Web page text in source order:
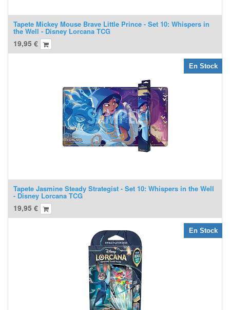
Tapete Mickey Mouse Brave Little Prince - Set 10: Whispers in
the Well - Disney Lorcana TCG
19,95 €
Tapete Jasmine Steady Strategist - Set 10: Whispers in the Well
- Disney Lorcana TCG
19,95 €
En Stock
En Stock